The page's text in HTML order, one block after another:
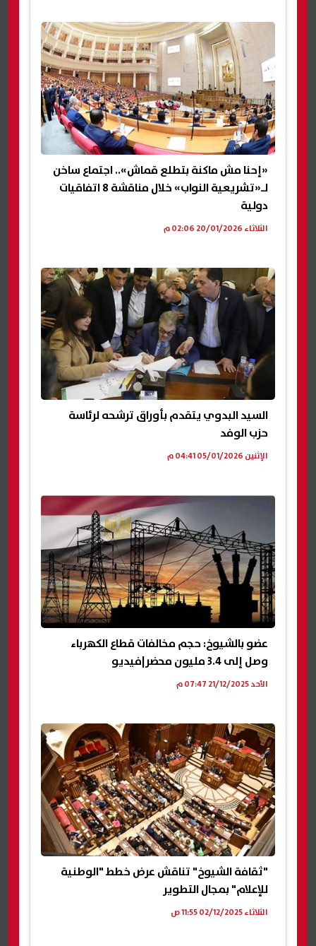
«إحنا مش ماكنة بتطلع قماش».. اجتماع ساخن
لـ«تشريعية النواب» خلال مناقشة 8 اتفاقيات
دولية
الثلاثاء 20/01/2026 02:06 م
السيد البدوي يتقدم بأوراق ترشحه لرئاسة
حزب الوفد
الإثنين 05/01/2026 04:41 م
عضو بالشيوخ: حجم مخالفات قطاع الكهرباء
وصل إلى 3.4 مليون محضر|فيديو
الأحد 21/12/2025 07:47 م
"ثقافة الشيوخ" تناقش عرض خطط "الوطنية
للإعلام" بمجال التطوير
الثلاثاء 02/12/2025 11:55 ص